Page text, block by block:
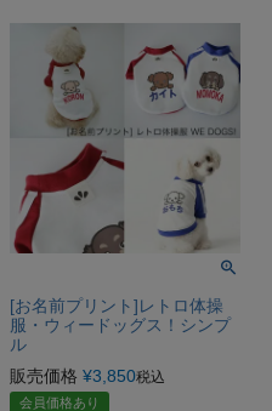
[お名前プリント]レトロ体操
服・ウィードッグス！シンプ
ル
販売価格 ¥3,850税込
会員価格あり